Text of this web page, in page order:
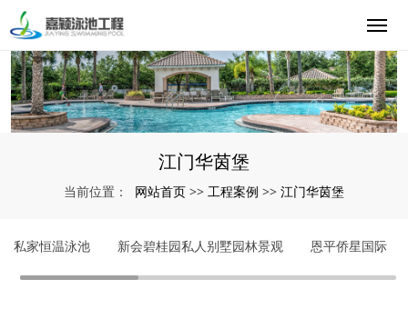
江门华茵堡
当前位置： 网站首页 >> 工程案例 >> 江门华茵堡
私家恒温泳池 新会碧桂园私人别墅园林景观 恩平侨星国际